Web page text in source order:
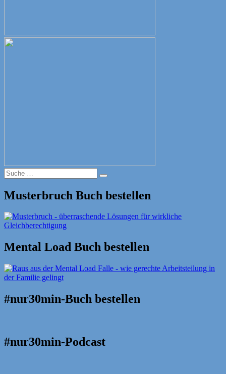
Suche
nach:
Suche
Musterbruch Buch bestellen
Mental Load Buch bestellen
#nur30min-Buch bestellen
#nur30min-Podcast